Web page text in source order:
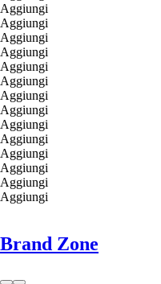
Aggiungi
Aggiungi
Aggiungi
Aggiungi
Aggiungi
Aggiungi
Aggiungi
Aggiungi
Aggiungi
Aggiungi
Aggiungi
Aggiungi
Aggiungi
Aggiungi
Brand Zone